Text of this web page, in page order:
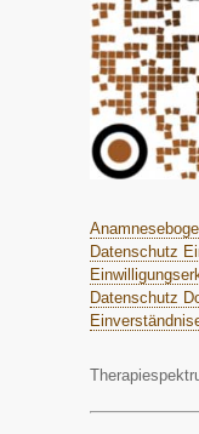
Datenschutz
Datenschutz